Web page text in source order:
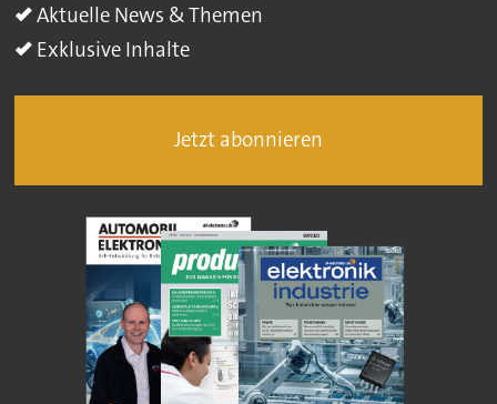
Aktuelle News & Themen
Exklusive Inhalte
Jetzt abonnieren